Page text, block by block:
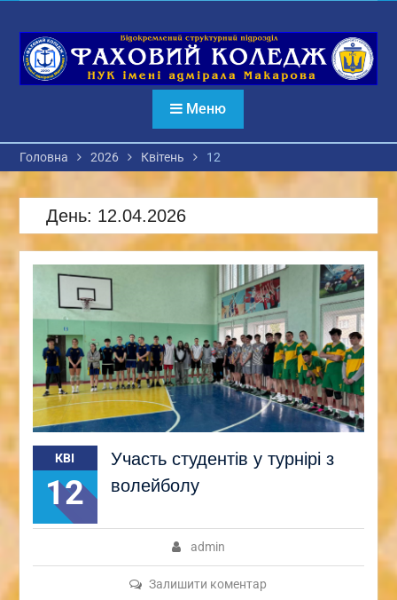
вмісту
Меню
Головна 2026 Квітень 12
День: 12.04.2026
КВІ
12
Участь студентів у турнірі з
волейболу
admin
Залишити коментар